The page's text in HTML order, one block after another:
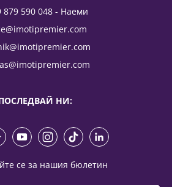
879 590 048 - Наеми
НИ:
се за нашия бюлетин